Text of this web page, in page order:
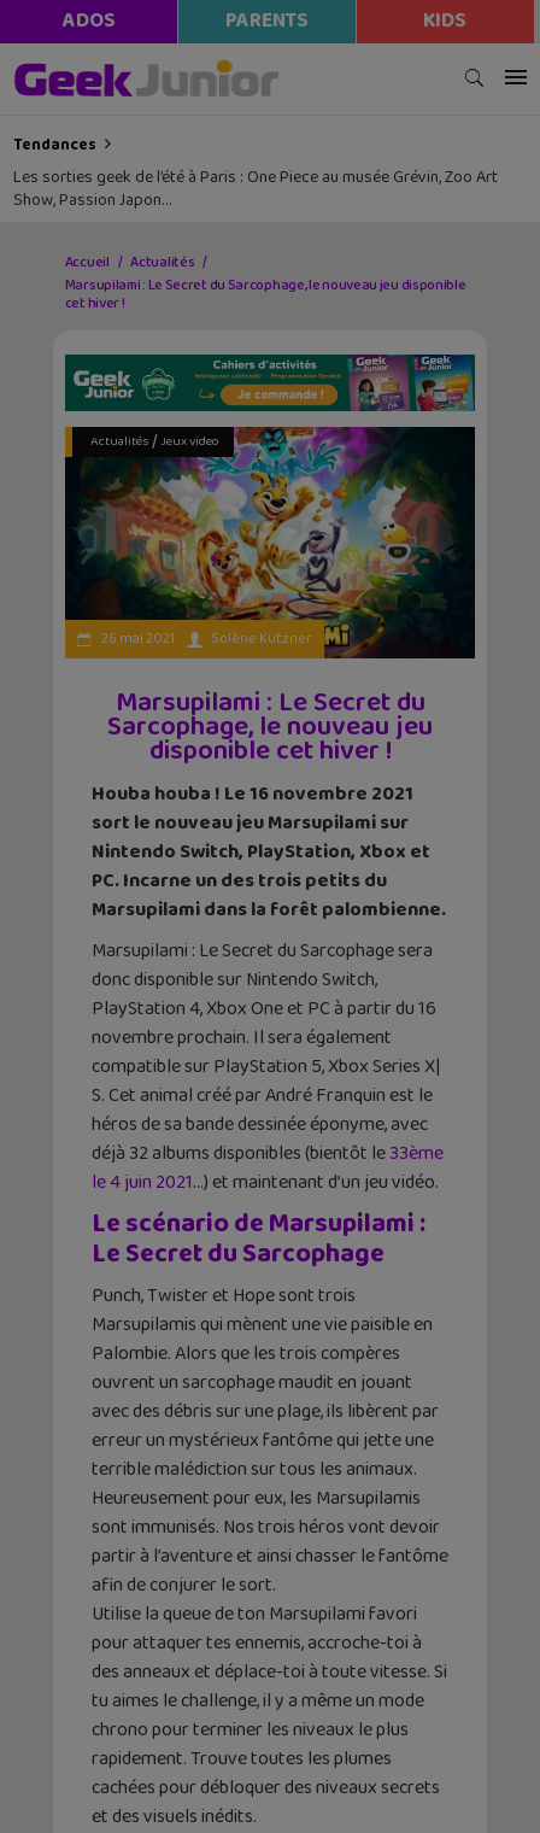
ADOS PARENTS KIDS
Tendances
Les sorties geek de l’été à Paris : One Piece au musée Grévin, Zoo Art
Show, Passion Japon…
Accueil
Actualités
Marsupilami : Le Secret du Sarcophage, le nouveau jeu disponible
cet hiver !
Actualités/ Jeux video
26 mai 2021 Solène Kutzner
Marsupilami : Le Secret du
Sarcophage, le nouveau jeu
disponible cet hiver !
Houba houba ! Le 16 novembre 2021
sort le nouveau jeu Marsupilami sur
Nintendo Switch, PlayStation, Xbox et
PC. Incarne un des trois petits du
Marsupilami dans la forêt palombienne.
Marsupilami : Le Secret du Sarcophage sera
donc disponible sur Nintendo Switch,
PlayStation 4, Xbox One et PC à partir du 16
novembre prochain. Il sera également
compatible sur PlayStation 5, Xbox Series X|
S. Cet animal créé par André Franquin est le
héros de sa bande dessinée éponyme, avec
déjà 32 albums disponibles (bientôt le33ème
le 4 juin 2021…) et maintenant d’un jeu vidéo.
Le scénario de Marsupilami :
Le Secret du Sarcophage
Punch, Twister et Hope sont trois
Marsupilamis qui mènent une vie paisible en
Palombie. Alors que les trois compères
ouvrent un sarcophage maudit en jouant
avec des débris sur une plage, ils libèrent par
erreur un mystérieux fantôme qui jette une
terrible malédiction sur tous les animaux.
Heureusement pour eux, les Marsupilamis
sont immunisés. Nos trois héros vont devoir
partir à l’aventure et ainsi chasser le fantôme
afin de conjurer le sort.
Utilise la queue de ton Marsupilami favori
pour attaquer tes ennemis, accroche-toi à
des anneaux et déplace-toi à toute vitesse. Si
tu aimes le challenge, il y a même un mode
chrono pour terminer les niveaux le plus
rapidement. Trouve toutes les plumes
cachées pour débloquer des niveaux secrets
et des visuels inédits.